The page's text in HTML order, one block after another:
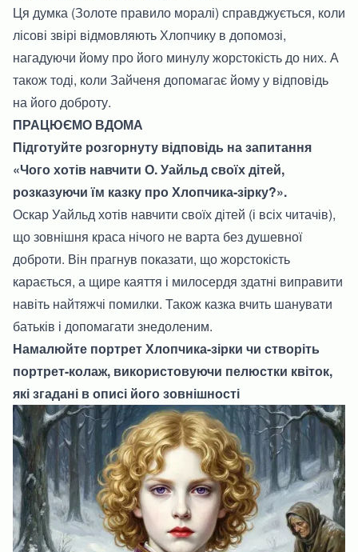
Ця думка (Золоте правило моралі) справджується, коли
лісові звірі відмовляють Хлопчику в допомозі,
нагадуючи йому про його минулу жорстокість до них. А
також тоді, коли Зайченя допомагає йому у відповідь
на його доброту.
ПРАЦЮЄМО ВДОМА
Підготуйте розгорнуту відповідь на запитання
«Чого хотів навчити О. Уайльд своїх дітей,
розказуючи їм казку про Хлопчика-зірку?».
Оскар Уайльд хотів навчити своїх дітей (і всіх читачів),
що зовнішня краса нічого не варта без душевної
доброти. Він прагнув показати, що жорстокість
карається, а щире каяття і милосердя здатні виправити
навіть найтяжчі помилки. Також казка вчить шанувати
батьків і допомагати знедоленим.
Намалюйте портрет Хлопчика-зірки чи створіть
портрет-колаж, використовуючи пелюстки квіток,
які згадані в описі його зовнішності